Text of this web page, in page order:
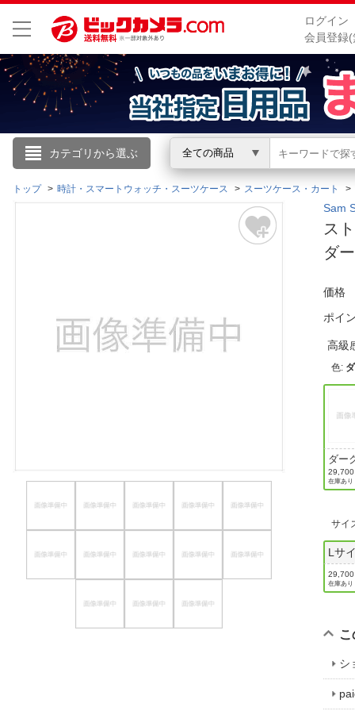
ログイン
会員登録
カテゴリから選ぶ 全ての商品
こんにちは
ログイン
閲覧履歴
トップ 時計・スマートウォッチ・スーツケース スーツケース・カート
Sam
ス
ダ
価格
ポイ
高級
色:
ダー
ー
在庫あり
サイ
Lサ
在庫あり
シ